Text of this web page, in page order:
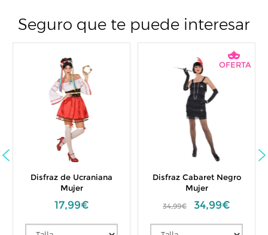
Seguro que te puede interesar
Disfraz de Ucraniana
Mujer
17,99€
Disfraz Cabaret Negro
Mujer
34,99€ 34,99€
OFERTA